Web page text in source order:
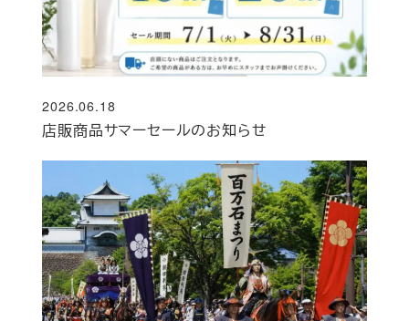
店販商品サマーセールのお知らせ
投稿日
2026.06.18